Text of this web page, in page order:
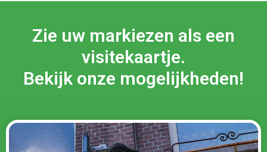
Zie uw markiezen als een
visitekaartje.
Bekijk onze mogelijkheden!